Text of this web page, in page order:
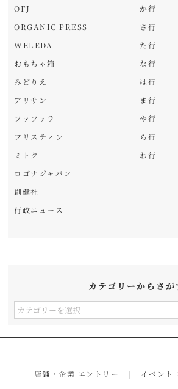
OFJ
ORGANIC PRESS
WELEDA
おもちゃ箱
みどりえ
アリサン
ファファラ
プリスティン
ミトク
ロゴナジャパン
創健社
行政ニュース
か行
さ行
た行
な行
は行
ま行
や行
ら行
わ行
カテゴリーからさが
カ
店舗・企業 エントリー
イベント